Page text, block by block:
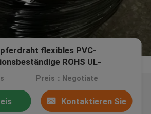
flexibles PVC-
ROHS UL-
Preis：Negotiate
Kontaktieren Sie